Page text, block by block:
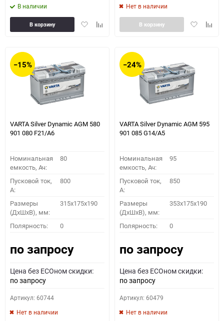
В наличии
ДобавитьДобавить
В корзину
Нет в наличии
Добавить
В корзину
−15%
VARTA Silver Dynamic AGM 580
901 080 F21/A6
Номинальная
емкость, Ач:
80
Пусковой ток,
A:
800
Размеры
(ДхШхВ), мм:
315x175x190
Полярность: 0
по запросу
Цена без ECOном скидки:
по запросу
Артикул: 60744
Нет в наличии
−24%
VARTA Silver Dynamic AGM 595
901 085 G14/A5
Номинальная
емкость, Ач:
95
Пусковой ток,
A:
850
Размеры
(ДхШхВ), мм:
353x175x190
Полярность: 0
по запросу
Цена без ECOном скидки:
по запросу
Артикул: 60479
Нет в наличии